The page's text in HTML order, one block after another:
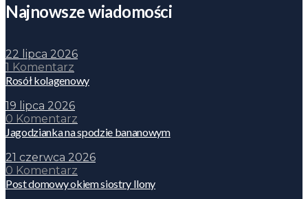
Najnowsze wiadomości
22 lipca 2026
1 Komentarz
Rosół kolagenowy
19 lipca 2026
0 Komentarz
Jagodzianka na spodzie bananowym
21 czerwca 2026
0 Komentarz
Post domowy okiem siostry Ilony